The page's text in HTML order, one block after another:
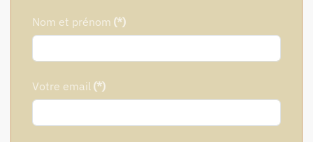
Nom et prénom (*)
Votre email (*)